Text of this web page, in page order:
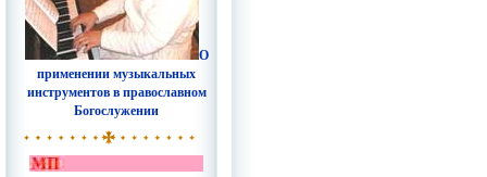
О
применении музыкальных
инструментов в православном
Богослужении